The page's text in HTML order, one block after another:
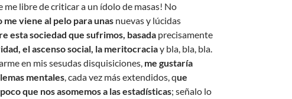
me libre de criticar a un ídolo de masas! No
me viene al pelo para unas nuevas y lúcidas
esta sociedad que sufrimos, basada precisamente
el ascenso social, la meritocraciay bla, bla, bla.
en mis sesudas disquisiciones, me gustaría
mentales, cada vez más extendidos, que
que nos asomemos a las estadísticas; señalo lo